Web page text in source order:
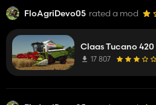
FloAgriDevo05 rated a mod
Claas Tucano 420
17 807